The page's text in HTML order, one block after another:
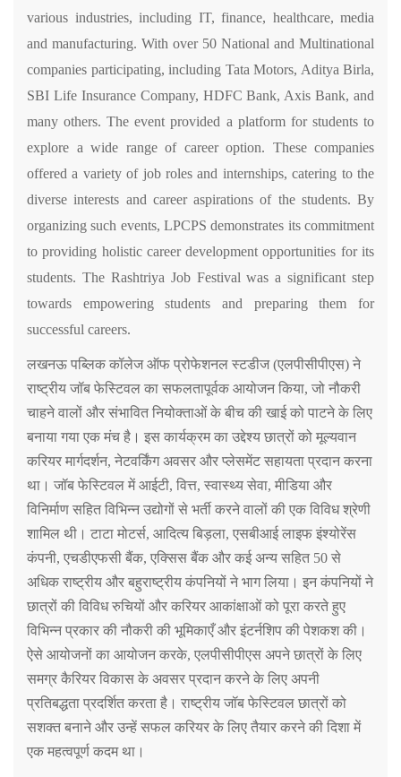
various industries, including IT, finance, healthcare, media
and manufacturing. With over 50 National and Multinational
companies participating, including Tata Motors, Aditya Birla,
SBI Life Insurance Company, HDFC Bank, Axis Bank, and
many others. The event provided a platform for students to
explore a wide range of career option. These companies
offered a variety of job roles and internships, catering to the
diverse interests and career aspirations of the students. By
organizing such events, LPCPS demonstrates its commitment
to providing holistic career development opportunities for its
students. The Rashtriya Job Festival was a significant step
towards empowering students and preparing them for
successful careers.
लखनऊ पब्लिक कॉलेज ऑफ प्रोफेशनल स्टडीज (एलपीसीपीएस) ने
राष्ट्रीय जॉब फेस्टिवल का सफलतापूर्वक आयोजन किया, जो नौकरी
चाहने वालों और संभावित नियोक्ताओं के बीच की खाई को पाटने के लिए
बनाया गया एक मंच है। इस कार्यक्रम का उद्देश्य छात्रों को मूल्यवान
करियर मार्गदर्शन, नेटवर्किंग अवसर और प्लेसमेंट सहायता प्रदान करना
था। जॉब फेस्टिवल में आईटी, वित्त, स्वास्थ्य सेवा, मीडिया और
विनिर्माण सहित विभिन्न उद्योगों से भर्ती करने वालों की एक विविध श्रेणी
शामिल थी। टाटा मोटर्स, आदित्य बिड़ला, एसबीआई लाइफ इंश्योरेंस
कंपनी, एचडीएफसी बैंक, एक्सिस बैंक और कई अन्य सहित 50 से
अधिक राष्ट्रीय और बहुराष्ट्रीय कंपनियों ने भाग लिया। इन कंपनियों ने
छात्रों की विविध रुचियों और करियर आकांक्षाओं को पूरा करते हुए
विभिन्न प्रकार की नौकरी की भूमिकाएँ और इंटर्नशिप की पेशकश की।
ऐसे आयोजनों का आयोजन करके, एलपीसीपीएस अपने छात्रों के लिए
समग्र कैरियर विकास के अवसर प्रदान करने के लिए अपनी
प्रतिबद्धता प्रदर्शित करता है। राष्ट्रीय जॉब फेस्टिवल छात्रों को
सशक्त बनाने और उन्हें सफल करियर के लिए तैयार करने की दिशा में
एक महत्वपूर्ण कदम था।